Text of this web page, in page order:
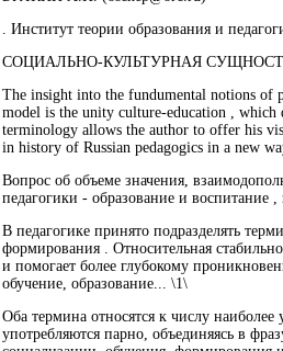
. Институт теории образования и
СОЦИАЛЬНО-КУЛЬТУРНАЯ СУЩНОСТЬ
The insight into the fundumental notions of
model is the unity culture-education , which
terminology allows the author to offer his
in history of Russian pedagogics in a new
Вопрос об объеме значения,
педагогики - образование и воспитание
В педагогике принято подразделять
формирования . Относительная
и помогает более глубокому
обучение, образование... \1\
Оба термина относятся к числу
употребляются парно, объединяясь в